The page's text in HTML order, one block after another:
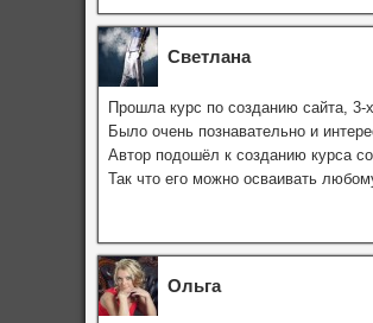
Светлана
Прошла курс по созданию сайта, 3-
Было очень познавательно и
Автор подошёл к созданию курса
Так что его можно осваивать
Ольга